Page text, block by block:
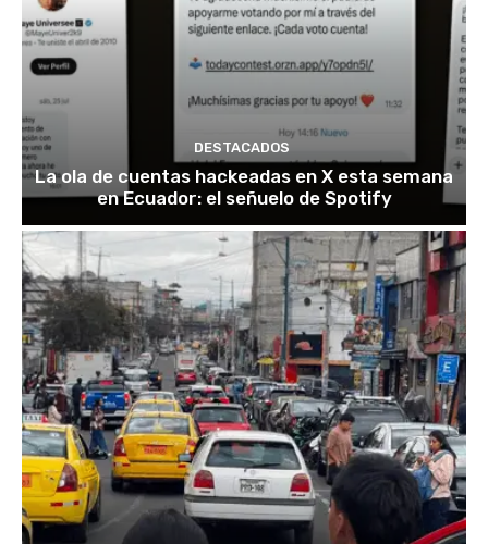
DESTACADOS
La ola de cuentas hackeadas en X esta semana
en Ecuador: el señuelo de Spotify